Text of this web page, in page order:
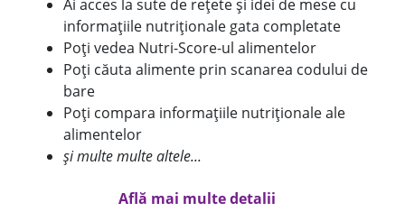
Ai acces la sute de rețete și idei de mese cu
informațiile nutriționale gata completate
Poți vedea Nutri-Score-ul alimentelor
Poți căuta alimente prin scanarea codului de
bare
Poți compara informațiile nutriționale ale
alimentelor
și multe multe altele...
Află mai multe detalii